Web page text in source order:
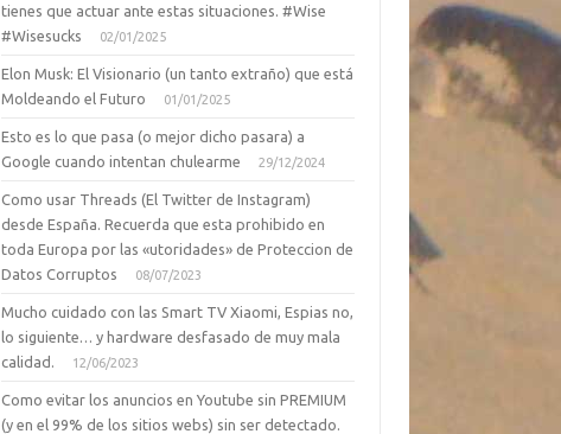
tienes que actuar ante estas situaciones. #Wise
#Wisesucks
02/01/2025
Elon Musk: El Visionario (un tanto extraño) que está
Moldeando el Futuro
01/01/2025
Esto es lo que pasa (o mejor dicho pasara) a
Google cuando intentan chulearme
29/12/2024
Como usar Threads (El Twitter de Instagram)
desde España. Recuerda que esta prohibido en
toda Europa por las «utoridades» de Proteccion de
Datos Corruptos
08/07/2023
Mucho cuidado con las Smart TV Xiaomi, Espias no,
lo siguiente… y hardware desfasado de muy mala
calidad.
12/06/2023
Como evitar los anuncios en Youtube sin PREMIUM
(y en el 99% de los sitios webs) sin ser detectado.